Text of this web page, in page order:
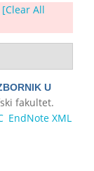
[Clear All
U
fakultet.
EndNote XML